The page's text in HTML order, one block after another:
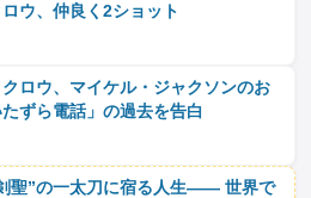
ウ、仲良く2ショット
ロウ、マイケル・ジャクソンのお
ずら電話」の過去を告白
聖”の一太刀に宿る人生―― 世界で